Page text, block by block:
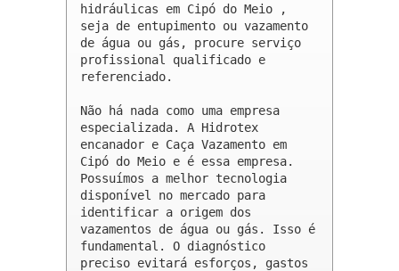
hidráulicas em Cipó do Meio ,
seja de entupimento ou vazamento
de água ou gás, procure serviço
profissional qualificado e
referenciado.
Não há nada como uma empresa
especializada. A Hidrotex
encanador e Caça Vazamento em
Cipó do Meio e é essa empresa.
Possuímos a melhor tecnologia
disponível no mercado para
identificar a origem dos
vazamentos de água ou gás. Isso é
fundamental. O diagnóstico
preciso evitará esforços, gastos